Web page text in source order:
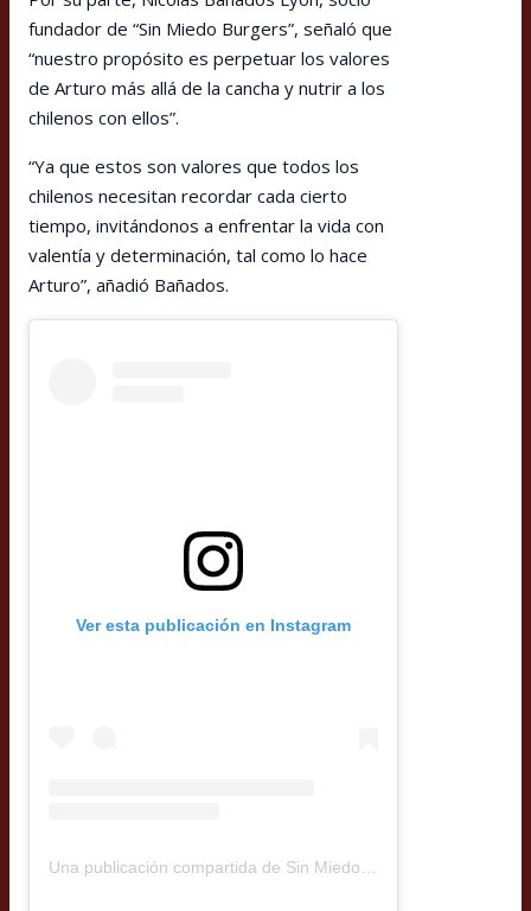
fundador de “Sin Miedo Burgers”, señaló que
“nuestro propósito es perpetuar los valores
de Arturo más allá de la cancha y nutrir a los
chilenos con ellos”.
“Ya que estos son valores que todos los
chilenos necesitan recordar cada cierto
tiempo, invitándonos a enfrentar la vida con
valentía y determinación, tal como lo hace
Arturo”, añadió Bañados.
Ver esta publicación en Instagram